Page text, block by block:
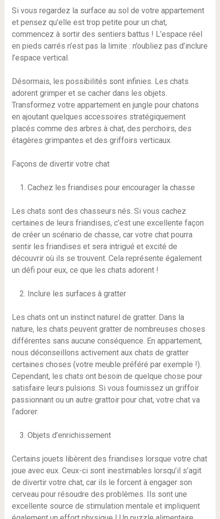
Si vous regardez la surface au sol de votre appartement
et pensez qu’elle est trop petite pour un chat,
commencez à sortir des sentiers battus ! L’espace réel
en pieds carrés n’est pas la limite : n’oubliez pas d’inclure
l’espace vertical.
Désormais, les possibilités sont infinies. Les chats
adorent grimper et se cacher dans les objets.
Transformez votre appartement en jungle pour chatons
en ajoutant quelques accessoires stratégiquement
placés comme des arbres à chat, des perchoirs, des
étagères grimpantes et des griffoirs verticaux.
Façons de divertir votre chat
Cachez les friandises pour encourager la chasse
Les chats sont des chasseurs nés. Si vous cachez
certaines de leurs friandises, c’est une excellente façon
de créer un scénario de chasse, car votre chat pourra
sentir les friandises et sera intrigué et excité de
découvrir où ils se trouvent. Cela représente également
un défi pour eux, ce que les chats adorent !
Inclure les surfaces à gratter
Les chats ont un instinct naturel de gratter. Dans la
nature, les chats peuvent gratter de nombreuses choses
différentes sans aucune conséquence. En appartement,
nous déconseillons activement aux chats de gratter
certaines choses (votre meuble préféré par exemple !).
Cependant, les chats ont besoin de quelque chose pour
satisfaire leurs pulsions. Si vous fournissez un griffoir
passionnant ou un autre grattoir pour chat, votre chat va
l’adorer.
Objets d’enrichissement
Certains jouets libèrent des friandises lorsque votre chat
joue avec eux. Ceux-ci sont inestimables lorsqu’il s’agit
de divertir votre chat, car ils le forcent à engager son
cerveau pour résoudre des problèmes. Ils sont une
excellente source de stimulation mentale et impliquent